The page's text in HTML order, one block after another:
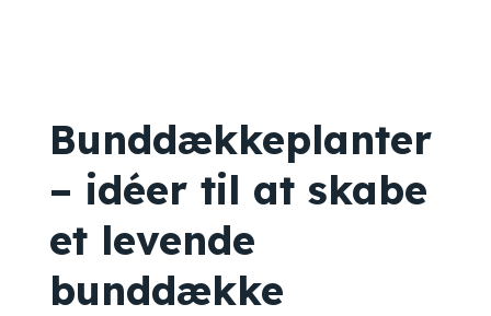
Bunddækkeplanter
– idéer til at skabe
et levende
bunddække